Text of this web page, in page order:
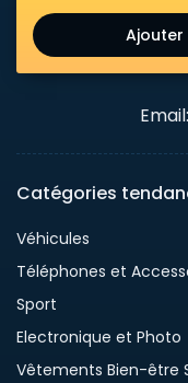
Ajouter
Email:
Catégories
Véhicules
Téléphones et
Sport
Electronique et Photo
Vêtements Bien-être